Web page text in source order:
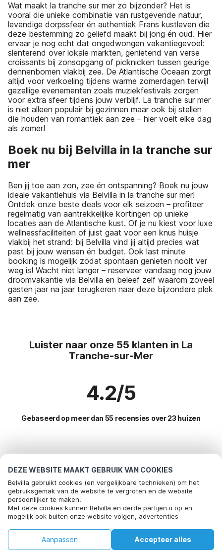
DEZE WEBSITE MAAKT GEBRUIK VAN COOKIES
Belvilla gebruikt cookies (en vergelijkbare technieken) om het
gebruiksgemak van de website te vergroten en de website
persoonlijker te maken.
Met deze cookies kunnen Belvilla en derde partijen u op en
mogelijk ook buiten onze website volgen, advertenties
social media.
Door op "accepteren" te klikken gaat u hiermee akkoord. Meer
informatie vind je in onscookiebeleid.
Accepteer alles
Aanpassen
Wat maakt la tranche sur mer zo bijzonder? Het is
vooral die unieke combinatie van rustgevende natuur,
levendige dorpssfeer én authentiek Frans kustleven die
deze bestemming zo geliefd maakt bij jong én oud. Hier
ervaar je nog echt dat ongedwongen vakantiegevoel:
slenterend over lokale markten, genietend van verse
croissants bij zonsopgang of picknicken tussen geurige
dennenbomen vlakbij zee. De Atlantische Oceaan zorgt
altijd voor verkoeling tijdens warme zomerdagen terwijl
gezellige evenementen zoals muziekfestivals zorgen
voor extra sfeer tijdens jouw verblijf. La tranche sur mer
is niet alleen populair bij gezinnen maar ook bij stellen
die houden van romantiek aan zee – hier voelt elke dag
als zomer!
Boek nu bij Belvilla in la tranche sur
mer
Ben jij toe aan zon, zee én ontspanning? Boek nu jouw
ideale vakantiehuis via Belvilla in la tranche sur mer!
Ontdek onze beste deals voor elk seizoen – profiteer
regelmatig van aantrekkelijke kortingen op unieke
locaties aan de Atlantische kust. Of je nu kiest voor luxe
wellnessfaciliteiten of juist gaat voor een knus huisje
vlakbij het strand: bij Belvilla vind jij altijd precies wat
past bij jouw wensen én budget. Ook last minute
booking is mogelijk zodat spontaan genieten nooit ver
weg is! Wacht niet langer – reserveer vandaag nog jouw
droomvakantie via Belvilla en beleef zelf waarom zoveel
gasten jaar na jaar terugkeren naar deze bijzondere plek
aan zee.
Luister naar onze 55 klanten in La
Tranche-sur-Mer
4.2/5
Gebaseerd op meer dan 55 recensies over 23 huizen
vakantie
Top steden met top voorzieningen voor vakantie
Vakantiehuis met tuin fontenay-sur-mer
Vakantie met hond - Huisdiervriendelijke vakantiehuizen tranche-sur-
mer
Vakantie met hond - Huisdiervriendelijke vakantiehuizen la-tranche-
sur-mer
Populaire voorzieningen voor vakantie in La-tranche-sur-
mer
Vakantie met hond - Huisdiervriendelijke vakantiehuizen
Vakantiehuis met zwembad
Populaire steden voor vakantie in Vendee
Huis Verlanglijst Boekingen Account